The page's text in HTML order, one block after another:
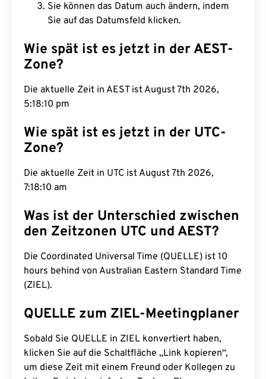
Sie können das Datum auch ändern, indem
Sie auf das Datumsfeld klicken.
Wie spät ist es jetzt in der AEST-
Zone?
Die aktuelle Zeit in AEST ist August 7th 2026,
5:18:11 pm
Wie spät ist es jetzt in der UTC-
Zone?
Die aktuelle Zeit in UTC ist August 7th 2026, 7:18:11
am
Was ist der Unterschied zwischen
den Zeitzonen UTC und AEST?
Die Coordinated Universal Time (QUELLE) ist 10
hours behind von Australian Eastern Standard Time
(ZIEL).
QUELLE zum ZIEL-Meetingplaner
Sobald Sie QUELLE in ZIEL konvertiert haben,
klicken Sie auf die Schaltfläche „Link kopieren“,
um diese Zeit mit einem Freund oder Kollegen zu